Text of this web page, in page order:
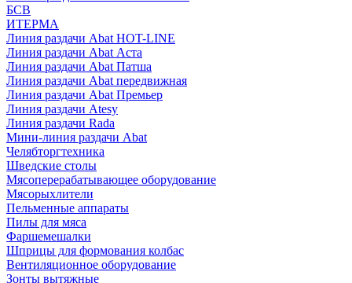
БСВ
ИТЕРМА
Линия раздачи Abat HOT-LINE
Линия раздачи Abat Аста
Линия раздачи Abat Патша
Линия раздачи Abat передвижная
Линия раздачи Abat Премьер
Линия раздачи Atesy
Линия раздачи Rada
Мини-линия раздачи Abat
Челябторгтехника
Шведские столы
Мясоперерабатывающее оборудование
Мясорыхлители
Пельменные аппараты
Пилы для мяса
Фаршемешалки
Шприцы для формования колбас
Вентиляционное оборудование
Зонты вытяжные